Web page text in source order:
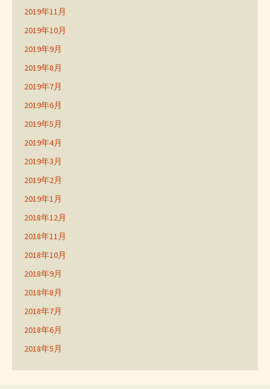
2019年11月
2019年10月
2019年9月
2019年8月
2019年7月
2019年6月
2019年5月
2019年4月
2019年3月
2019年2月
2019年1月
2018年12月
2018年11月
2018年10月
2018年9月
2018年8月
2018年7月
2018年6月
2018年5月